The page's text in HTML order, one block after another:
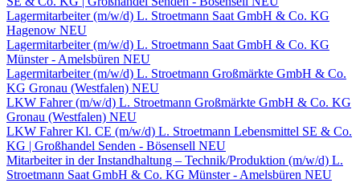
Lagermitarbeiter (m/w/d) L. Stroetmann Saat GmbH & Co. KG
Hagenow NEU
Lagermitarbeiter (m/w/d) L. Stroetmann Saat GmbH & Co. KG
Münster - Amelsbüren NEU
Lagermitarbeiter (m/w/d) L. Stroetmann Großmärkte GmbH & Co.
KG Gronau (Westfalen) NEU
LKW Fahrer (m/w/d) L. Stroetmann Großmärkte GmbH & Co. KG
Gronau (Westfalen) NEU
LKW Fahrer Kl. CE (m/w/d) L. Stroetmann Lebensmittel SE & Co.
KG | Großhandel Senden - Bösensell NEU
Mitarbeiter in der Instandhaltung – Technik/Produktion (m/w/d) L.
Stroetmann Saat GmbH & Co. KG Münster - Amelsbüren NEU